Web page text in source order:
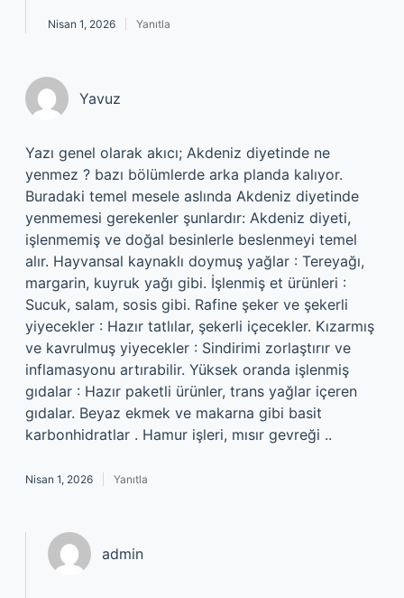
Nisan 1, 2026 Yanıtla
Yavuz
Yazı genel olarak akıcı; Akdeniz diyetinde ne
yenmez ? bazı bölümlerde arka planda kalıyor.
Buradaki temel mesele aslında Akdeniz diyetinde
yenmemesi gerekenler şunlardır: Akdeniz diyeti,
işlenmemiş ve doğal besinlerle beslenmeyi temel
alır. Hayvansal kaynaklı doymuş yağlar : Tereyağı,
margarin, kuyruk yağı gibi. İşlenmiş et ürünleri :
Sucuk, salam, sosis gibi. Rafine şeker ve şekerli
yiyecekler : Hazır tatlılar, şekerli içecekler. Kızarmış
ve kavrulmuş yiyecekler : Sindirimi zorlaştırır ve
inflamasyonu artırabilir. Yüksek oranda işlenmiş
gıdalar : Hazır paketli ürünler, trans yağlar içeren
gıdalar. Beyaz ekmek ve makarna gibi basit
karbonhidratlar . Hamur işleri, mısır gevreği ..
Nisan 1, 2026 Yanıtla
admin